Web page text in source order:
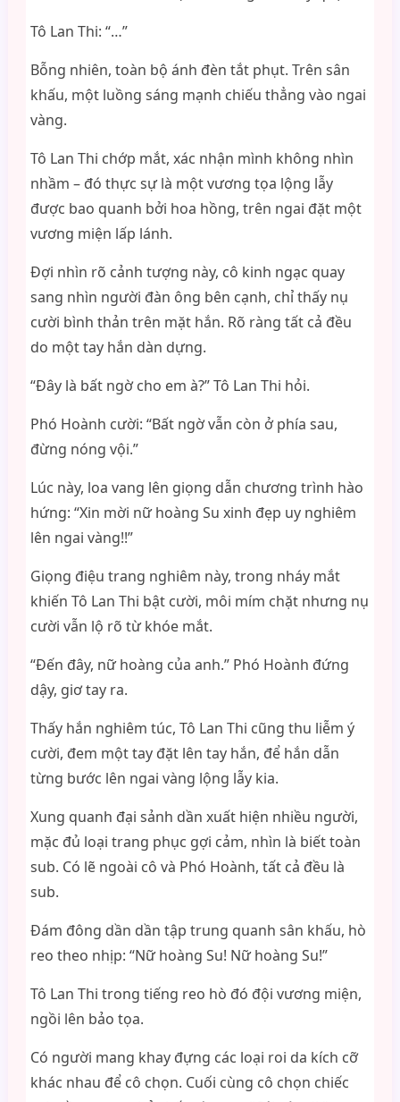
Tô Lan Thi: “…”
Bỗng nhiên, toàn bộ ánh đèn tắt phụt. Trên sân
khấu, một luồng sáng mạnh chiếu thẳng vào ngai
vàng.
Tô Lan Thi chớp mắt, xác nhận mình không nhìn
nhầm – đó thực sự là một vương tọa lộng lẫy
được bao quanh bởi hoa hồng, trên ngai đặt một
vương miện lấp lánh.
Đợi nhìn rõ cảnh tượng này, cô kinh ngạc quay
sang nhìn người đàn ông bên cạnh, chỉ thấy nụ
cười bình thản trên mặt hắn. Rõ ràng tất cả đều
do một tay hắn dàn dựng.
“Đây là bất ngờ cho em à?” Tô Lan Thi hỏi.
Phó Hoành cười: “Bất ngờ vẫn còn ở phía sau,
đừng nóng vội.”
Lúc này, loa vang lên giọng dẫn chương trình hào
hứng: “Xin mời nữ hoàng Su xinh đẹp uy nghiêm
lên ngai vàng!!”
Giọng điệu trang nghiêm này, trong nháy mắt
khiến Tô Lan Thi bật cười, môi mím chặt nhưng nụ
cười vẫn lộ rõ từ khóe mắt.
“Đến đây, nữ hoàng của anh.” Phó Hoành đứng
dậy, giơ tay ra.
Thấy hắn nghiêm túc, Tô Lan Thi cũng thu liễm ý
cười, đem một tay đặt lên tay hắn, để hắn dẫn
từng bước lên ngai vàng lộng lẫy kia.
Xung quanh đại sảnh dần xuất hiện nhiều người,
mặc đủ loại trang phục gợi cảm, nhìn là biết toàn
sub. Có lẽ ngoài cô và Phó Hoành, tất cả đều là
sub.
Đám đông dần dần tập trung quanh sân khấu, hò
reo theo nhịp: “Nữ hoàng Su! Nữ hoàng Su!”
Tô Lan Thi trong tiếng reo hò đó đội vương miện,
ngồi lên bảo tọa.
Có người mang khay đựng các loại roi da kích cỡ
khác nhau để cô chọn. Cuối cùng cô chọn chiếc